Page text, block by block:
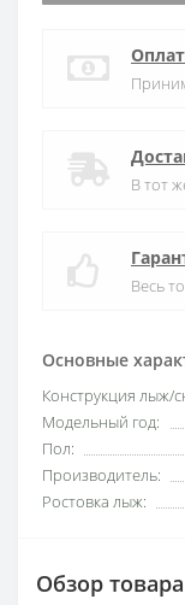
Основные
Конструкция лыж/
Модельный год:
Пол:
Производитель:
Ростовка лыж:
В тот
Весь
Обзор товара